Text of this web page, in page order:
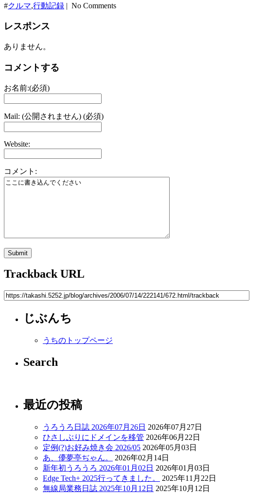
#クルマ,行動記録 | No Comments
レスポンス
ありません。
コメントする
お名前:(必須)
Mail: (公開されません) (必須)
Website:
コメント:
Trackback URL
じぶんち
うちのトップページ
Search
最近の投稿
うろうろ日誌 2026年07月26日 2026年07月27日
ひさしぶりにドメインを移管 2026年06月22日
定例(?)お好み焼き会 2026/05 2026年05月03日
あ、儚夢亭ぢゃん。
2026年02月14日
新年初うろうろ 2026年01月02日 2026年01月03日
Edge Tech+ 2025行ってきました。
2025年11月22日
無線局業務日誌 2025年10月12日 2025年10月12日